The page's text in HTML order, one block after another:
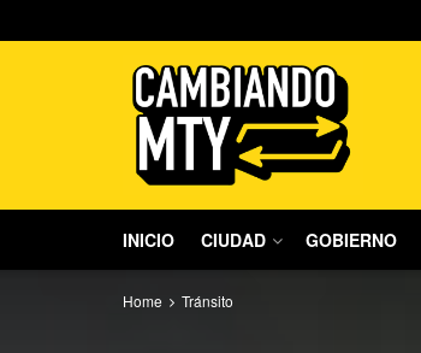
INICIO CIUDAD GOBIERNO
Home Tránsito